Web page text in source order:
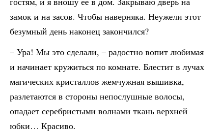
замок и на засов. Чтобы наверняка. Неужели этот
безумный день наконец закончился?
– Ура! Мы это сделали, – радостно вопит любимая
и начинает кружиться по комнате. Блестит в лучах
магических кристаллов жемчужная вышивка,
разлетаются в стороны непослушные волосы,
опадает серебристыми волнами ткань верхней
юбки… Красиво.